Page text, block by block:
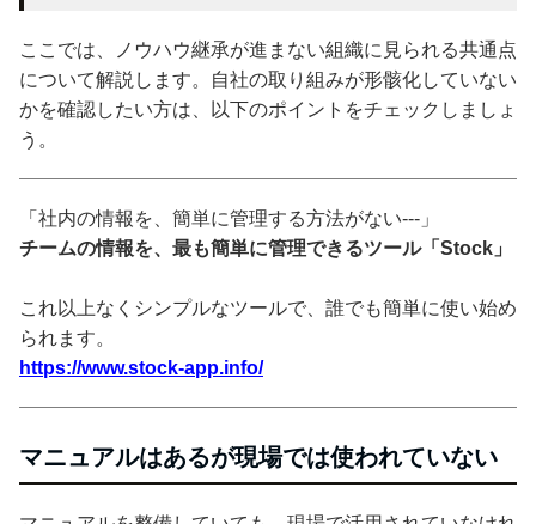
ここでは、ノウハウ継承が進まない組織に見られる共通点
について解説します。自社の取り組みが形骸化していない
かを確認したい方は、以下のポイントをチェックしましょ
う。
「社内の情報を、簡単に管理する方法がない---」
チームの情報を、最も簡単に管理できるツール「Stock」
これ以上なくシンプルなツールで、誰でも簡単に使い始め
られます。
https://www.stock-app.info/
マニュアルはあるが現場では使われていない